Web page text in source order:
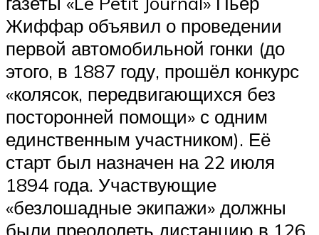
Жиффар объявил о проведении
первой автомобильной гонки (до
этого, в 1887 году, прошёл конкурс
«колясок, передвигающихся без
посторонней помощи» с одним
единственным участником). Её
старт был назначен на 22 июля
1894 года. Участвующие
«безлошадные экипажи» должны
были преодолеть дистанцию в 126